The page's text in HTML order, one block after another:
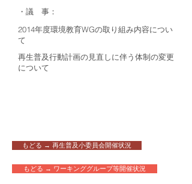
・議 事：
2014年度環境教育WGの取り組み内容につい
て
再生普及行動計画の見直しに伴う体制の変更
について
もどる → 再生普及小委員会開催状況
もどる → ワーキンググループ等開催状況